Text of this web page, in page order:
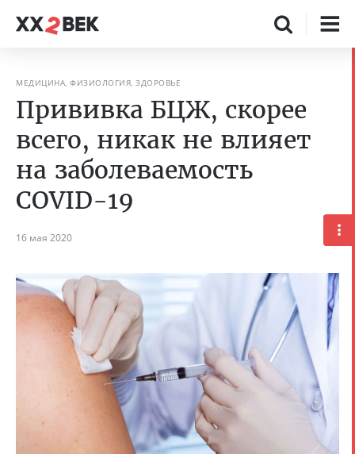
МЕДИЦИНА, ФИЗИОЛОГИЯ, ЗДОРОВЬЕ
Прививка БЦЖ, скорее
всего, никак не влияет
на заболеваемость
COVID-19
16 мая 2020